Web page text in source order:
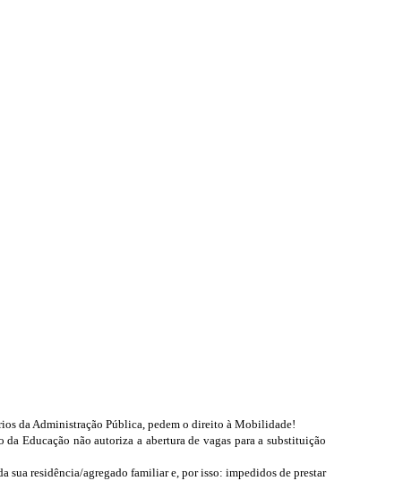
da Administração Pública, pedem o direito à Mobilidade!
Educação não autoriza a abertura de vagas para a substituição
sua residência/agregado familiar e, por isso: impedidos de prestar